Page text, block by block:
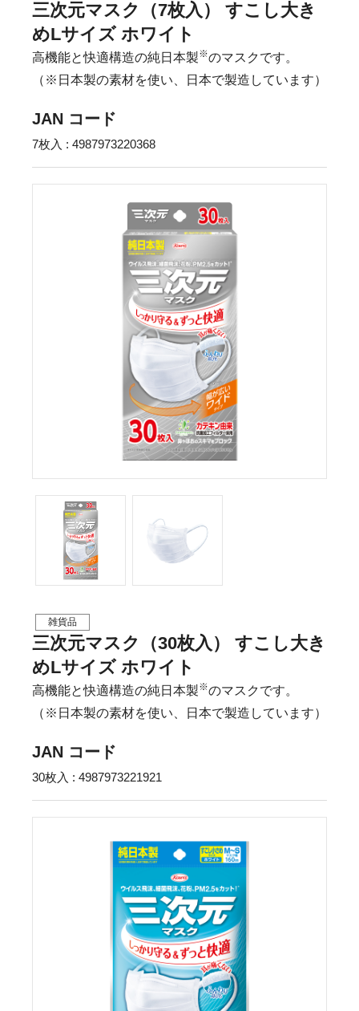
三次元マスク（7枚入） すこし大き
めLサイズ ホワイト
高機能と快適構造の純日本製※のマスクです。
（※日本製の素材を使い、日本で製造しています）
JAN コード
7枚入 : 4987973220368
雑貨品
三次元マスク（30枚入） すこし大き
めLサイズ ホワイト
高機能と快適構造の純日本製※のマスクです。
（※日本製の素材を使い、日本で製造しています）
JAN コード
30枚入 : 4987973221921